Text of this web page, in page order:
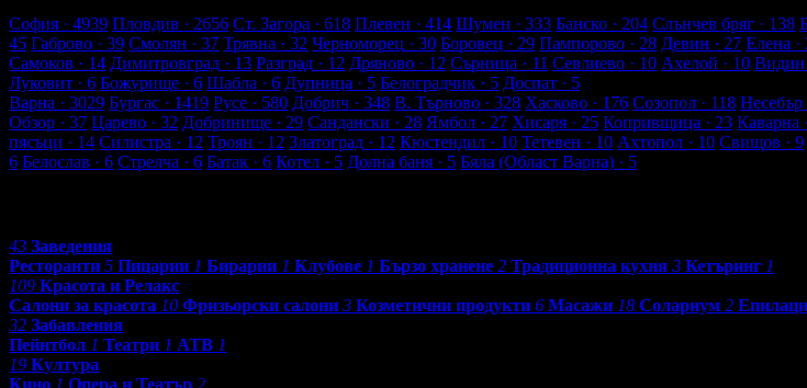
София · 4939 Пловдив · 2656 Ст. Загора · 618 Плевен · 414 Шумен · 333 Банско · 204 Слънчев бряг · 138
45 Габрово · 39 Смолян · 37 Трявна · 32 Черноморец · 30 Боровец · 29 Пампорово · 28 Девин · 27 Елена ·
Самоков · 14 Димитровград · 13 Разград · 12 Дряново · 12 Сърница · 11 Севлиево · 10 Ахелой · 10 Видин
Луковит · 6 Божурище · 6 Шабла · 6 Дупница · 5 Белоградчик · 5 Доспат · 5
Варна · 3029 Бургас · 1419 Русе · 580 Добрич · 348 В. Търново · 328 Хасково · 176 Созопол · 118 Несебър
Обзор · 37 Царево · 32 Добринище · 29 Сандански · 28 Ямбол · 27 Хисаря · 25 Копривщица · 23 Каварна
пясъци · 14 Силистра · 12 Троян · 12 Златоград · 12 Кюстендил · 10 Тетевен · 10 Ахтопол · 10 Свищов · 9
6 Белослав · 6 Стрелча · 6 Батак · 6 Котел · 5 Долна баня · 5 Бяла (Област Варна) · 5
43 Заведения
Ресторанти 5 Пицарии 1 Бирарии 1 Клубове 1 Бързо хранене 2 Традиционна кухня 3 Кетъринг 1
109 Красота и Релакс
Салони за красота 10 Фризьорски салони 3 Козметични продукти 6 Масажи 18 Солариум 2
32 Забавления
Пейнтбол 1 Театри 1 АТВ 1
19 Култура